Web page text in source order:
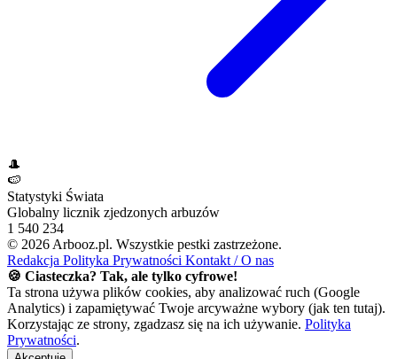
🎩
🍉
Statystyki Świata
Globalny licznik zjedzonych arbuzów
1 540 234
© 2026 Arbooz.pl. Wszystkie pestki zastrzeżone.
Redakcja Polityka Prywatności Kontakt / O nas
🍪 Ciasteczka? Tak, ale tylko cyfrowe!
Ta strona używa plików cookies, aby analizować ruch (Google
Analytics) i zapamiętywać Twoje arcyważne wybory (jak ten tutaj).
Korzystając ze strony, zgadzasz się na ich używanie. Polityka
Prywatności.